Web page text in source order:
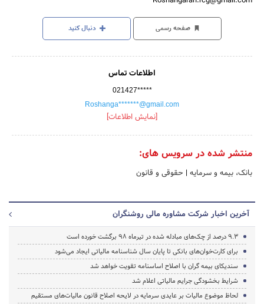
صفحه رسمی دنبال کنید
اطلاعات تماس
021427*****
Roshanga*******@gmail.com
[نمایش اطلاعات]
منتشر شده در سرویس های:
بانک، بیمه و سرمایه | حقوقی و قانون
آخرین اخبار شرکت مشاوره مالی روشنگران
9.3 درصد از چک‌های مبادله شده در تیرماه 98 برگشت خورده است
برای کارت‌خوان‌های بانکی تا پایان سال شناسنامه مالیاتی ایجاد می‌شود
سندیکای بیمه گران با اصلاح اساسنامه تقویت خواهد شد
شرایط بخشودگی جرایم مالیاتی اعلام شد
لحاظ موضوع مالیات بر عایدی سرمایه در لایحه اصلاح قانون مالیات‌های مستقیم